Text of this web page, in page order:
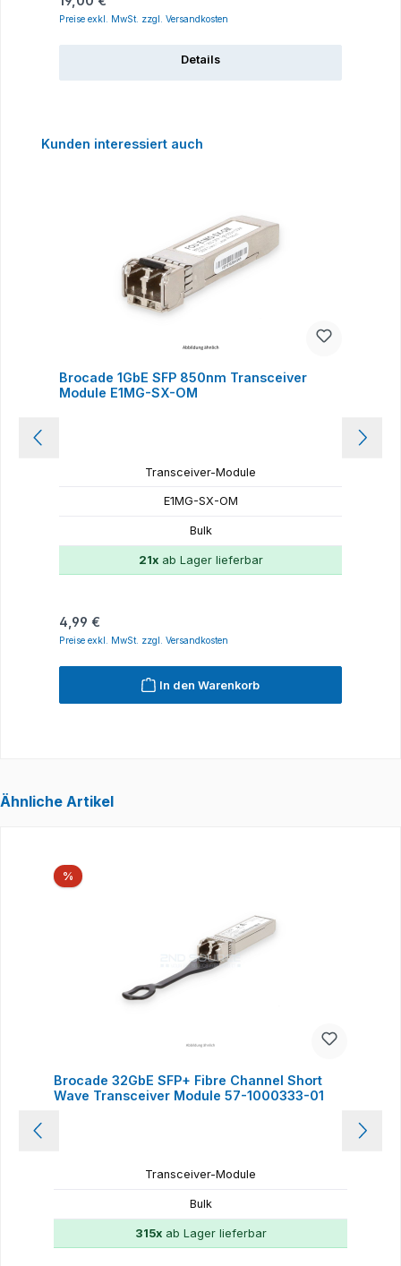
Preise exkl. MwSt. zzgl. Versandkosten
Details
Produktgalerie überspringen
Kunden interessiert auch
Brocade 1GbE SFP 850nm Transceiver
Module E1MG-SX-OM
Transceiver-Module
E1MG-SX-OM
Bulk
21xab Lager lieferbar
Regulärer Preis:
4,99 €
Preise exkl. MwSt. zzgl. Versandkosten
In den Warenkorb
Ähnliche Artikel
%Rabatt
Brocade 32GbE SFP+ Fibre Channel Short
Wave Transceiver Module 57-1000333-01
Transceiver-Module
Bulk
315xab Lager lieferbar